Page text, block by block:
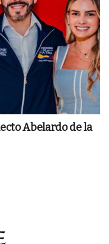
Abelardo de la